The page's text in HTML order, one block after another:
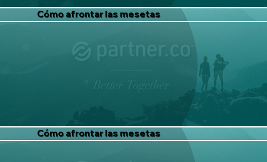
Cómo afrontar las mesetas
Cómo afrontar las mesetas